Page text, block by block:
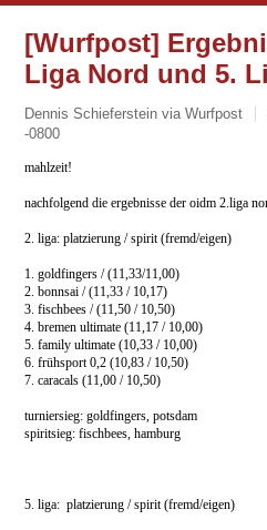
[Wurfpost]
Liga Nord und 5.
Dennis Schieferstein via Wurfpost
-0800
mahlzeit!
nachfolgend die ergebnisse der oidm 2.liga
2. liga: platzierung / spirit (fremd/eigen)
1. goldfingers / (11,33/11,00)
2. bonnsai / (11,33 / 10,17)
3. fischbees / (11,50 / 10,50)
4. bremen ultimate (11,17 / 10,00)
5. family ultimate (10,33 / 10,00)
6. frühsport 0,2 (10,83 / 10,50)
7. caracals (11,00 / 10,50)
turniersieg: goldfingers, potsdam
spiritsieg: fischbees, hamburg
5. liga: platzierung / spirit (fremd/eigen)